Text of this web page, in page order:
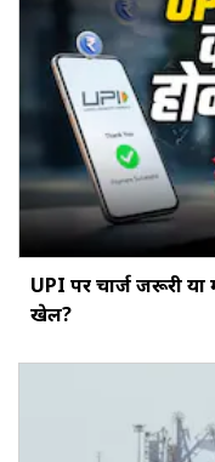
UPI पर चार्ज जरूरी
खेल?